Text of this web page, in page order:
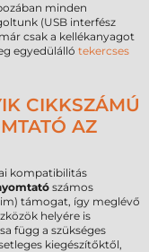
minden
(USB interfész
csak a kellékanyagot
egyedülálló tekercses
CIKKSZÁMÚ
AZ
kompatibilitás
számos
támogat, így meglévő
helyére is
függ a szükséges
kiegészítőktől,